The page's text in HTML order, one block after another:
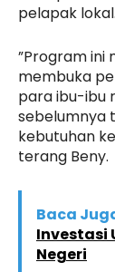
pelapak lokal.
”Program ini
membuka
para ibu-ibu
sebelumnya
kebutuhan
terang Beny.
Baca
Investasi
Negeri